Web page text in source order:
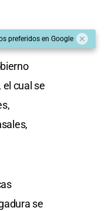
preferidos en Google
cual se
se